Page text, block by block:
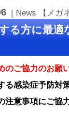
[ News 【メガ
る方に最適
のご協力のお願
る感染症予防対
注意事項にご協